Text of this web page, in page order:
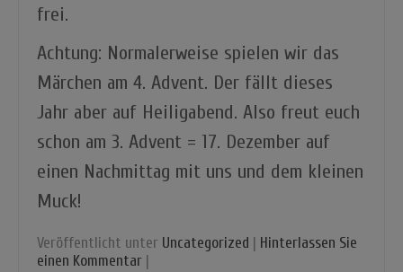
frei.
Achtung: Normalerweise spielen wir das
Märchen am 4. Advent. Der fällt dieses
Jahr aber auf Heiligabend. Also freut euch
schon am 3. Advent = 17. Dezember auf
einen Nachmittag mit uns und dem kleinen
Muck!
Veröffentlicht unter Uncategorized | Hinterlassen Sie
einen Kommentar |